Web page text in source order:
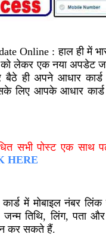
Online :हाल ही में
लेकर एक नया अपडेट
बैठे ही अपने आधार
लिए आपके आधार कार्ड
सभी पोस्ट एक साथ
HERE
में मोबाइल नंबर
जन्म तिथि,लिंग,पता
कर सकते हैं.